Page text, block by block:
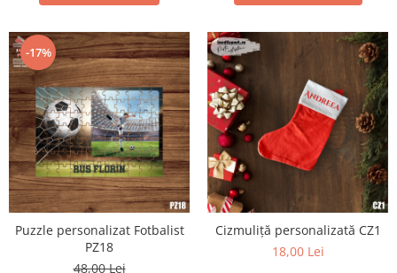
-17%
Puzzle personalizat Fotbalist
PZ18
48,00 Lei
Cizmuliță personalizată CZ1
18,00 Lei